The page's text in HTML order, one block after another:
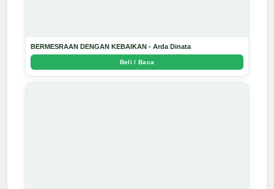
BERMESRAAN DENGAN KEBAIKAN - Arda Dinata
Beli / Baca